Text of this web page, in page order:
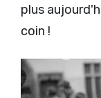
plus
coin !